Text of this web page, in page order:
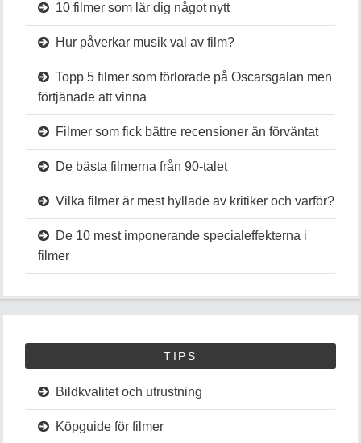
10 filmer som lär dig något nytt
Hur påverkar musik val av film?
Topp 5 filmer som förlorade på Oscarsgalan men
förtjänade att vinna
Filmer som fick bättre recensioner än förväntat
De bästa filmerna från 90-talet
Vilka filmer är mest hyllade av kritiker och varför?
De 10 mest imponerande specialeffekterna i
filmer
TIPS
Bildkvalitet och utrustning
Köpguide för filmer